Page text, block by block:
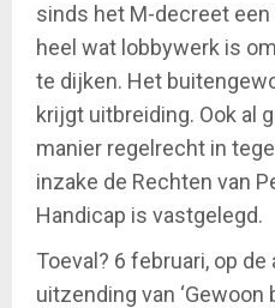
sinds het M-decreet
heel wat lobbywerk is
te dijken. Het
krijgt uitbreiding. Ook al
manier regelrecht in
inzake de Rechten van
Handicap is vastgelegd.
Toeval? 6 februari, op
uitzending van ‘Gewoon